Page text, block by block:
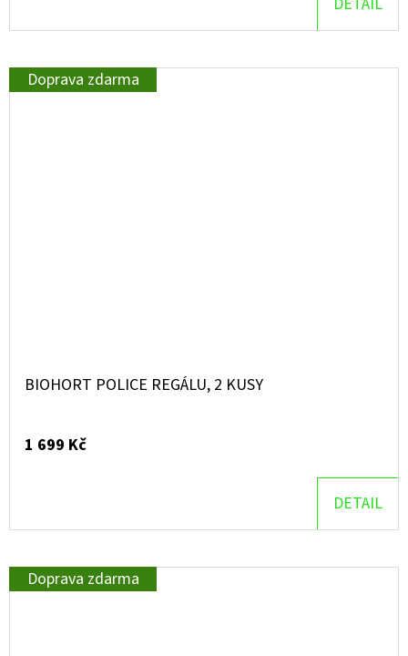
Doprava zdarma
BIOHORT POLICE REGÁLU, 2 KUSY
1 699 Kč
DETAIL
Doprava zdarma